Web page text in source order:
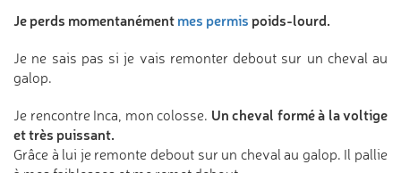
Je perds momentanémentmes permis poids-lourd.
Je ne sais pas si je vais remonter debout sur un cheval au
galop.
Je rencontre Inca, mon colosse. Un cheval formé à la voltige
et très puissant.
Grâce à lui je remonte debout sur un cheval au galop. Il pallie